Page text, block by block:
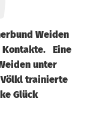
Weiden
Kontakte. Eine
unter
Völkl trainierte
Glück